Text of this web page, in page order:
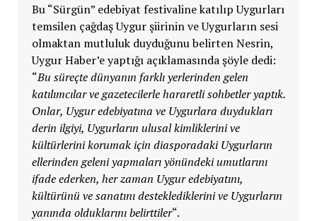
Bu “Sürgün” edebiyat festivaline katılıp Uygurları
temsilen çağdaş Uygur şiirinin ve Uygurların sesi
olmaktan mutluluk duyduğunu belirten Nesrin,
Uygur Haber’e yaptığı açıklamasında şöyle dedi:
“Bu süreçte dünyanın farklı yerlerinden gelen
katılımcılar ve gazetecilerle hararetli sohbetler yaptık.
Onlar, Uygur edebiyatına ve Uygurlara duydukları
derin ilgiyi, Uygurların ulusal kimliklerini ve
kültürlerini korumak için diasporadaki Uygurların
ellerinden geleni yapmaları yönündeki umutlarını
ifade ederken, her zaman Uygur edebiyatını,
kültürünü ve sanatını desteklediklerini ve Uygurların
yanında olduklarını belirttiler“.